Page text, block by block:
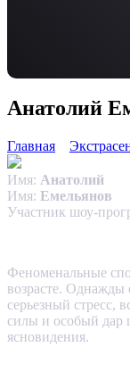
Анатолий
Главная
Имя: Анатолий
Имя: Емельянов
Участник шоу-
Феноменальные
возрасте. Однажды
серьезный стресс,
силы и особый дар
ясновидения.